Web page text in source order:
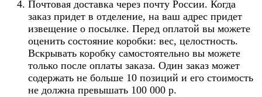
Почтовая доставка через почту России. Когда
заказ придет в отделение, на ваш адрес придет
извещение о посылке. Перед оплатой вы можете
оценить состояние коробки: вес, целостность.
Вскрывать коробку самостоятельно вы можете
только после оплаты заказа. Один заказ может
содержать не больше 10 позиций и его стоимость
не должна превышать 100 000 р.